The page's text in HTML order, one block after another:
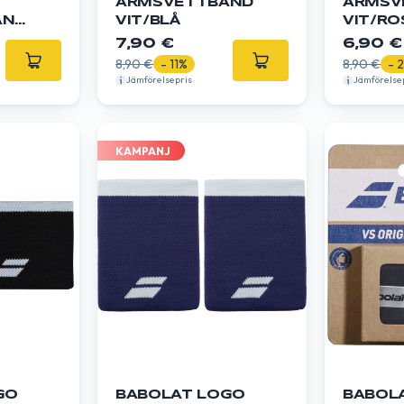
ARMSVETTBAND
VIT/BLÅ
7,90 €
8,90 € - 11%
Jämförelsepris
VIT/
6,90 €
8,90 € -
KAMPANJ
BABOLAT LOGO